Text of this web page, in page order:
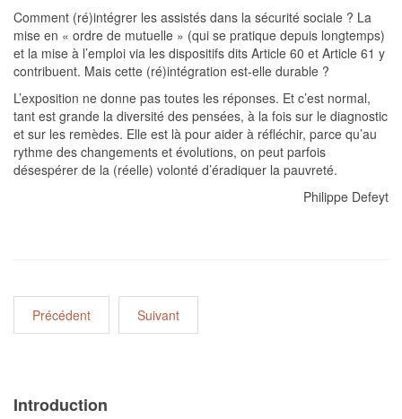
Comment (ré)intégrer les assistés dans la sécurité sociale ? La
mise en « ordre de mutuelle » (qui se pratique depuis longtemps)
et la mise à l’emploi via les dispositifs dits Article 60 et Article 61 y
contribuent. Mais cette (ré)intégration est-elle durable ?
L’exposition ne donne pas toutes les réponses. Et c’est normal,
tant est grande la diversité des pensées, à la fois sur le diagnostic
et sur les remèdes. Elle est là pour aider à réfléchir, parce qu’au
rythme des changements et évolutions, on peut parfois
désespérer de la (réelle) volonté d’éradiquer la pauvreté.
Philippe Defeyt
Précédent Suivant
Introduction